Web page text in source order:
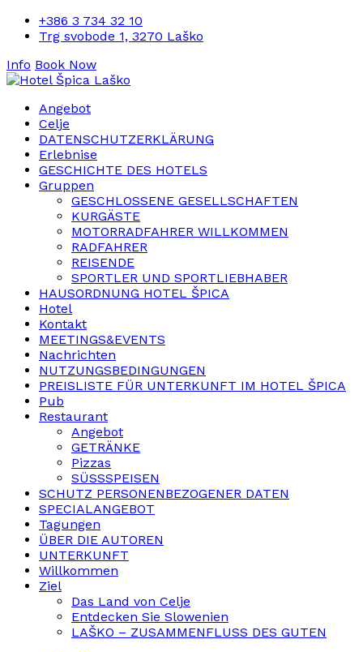
+386 3 734 32 10
Trg svobode 1, 3270 Laško
Info Book Now
Angebot
Celje
DATENSCHUTZERKLÄRUNG
Erlebnise
GESCHICHTE DES HOTELS
Gruppen
GESCHLOSSENE GESELLSCHAFTEN
KURGÄSTE
MOTORRADFAHRER WILLKOMMEN
RADFAHRER
REISENDE
SPORTLER UND SPORTLIEBHABER
HAUSORDNUNG HOTEL ŠPICA
Hotel
Kontakt
MEETINGS&EVENTS
Nachrichten
NUTZUNGSBEDINGUNGEN
PREISLISTE FÜR UNTERKUNFT IM HOTEL ŠPICA
Pub
Restaurant
Angebot
GETRÄNKE
Pizzas
SÜSSSPEISEN
SCHUTZ PERSONENBEZOGENER DATEN
SPECIALANGEBOT
Tagungen
ÜBER DIE AUTOREN
UNTERKUNFT
Willkommen
Ziel
Das Land von Celje
Entdecken Sie Slowenien
LAŠKO – ZUSAMMENFLUSS DES GUTEN